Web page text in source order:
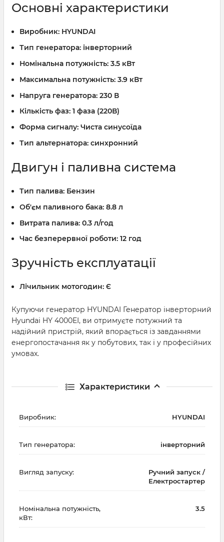
Основні характеристики
Виробник: HYUNDAI
Тип генератора: інверторний
Номінальна потужність: 3.5 кВт
Максимальна потужність: 3.9 кВт
Напруга генератора: 230 В
Кількість фаз: 1 фаза (220В)
Форма сигналу: Чиста синусоїда
Тип альтернатора: синхронний
Двигун і паливна система
Тип палива: Бензин
Об'єм паливного бака: 8.8 л
Витрата палива: 0.3 л/год
Час безперервної роботи: 12 год
Зручність експлуатації
Лічильник мотогодин: Є
Купуючи генератор HYUNDAI Генератор інверторний
Hyundai HY 4000EI, ви отримуєте потужний та
надійний пристрій, який впорається із завданнями
енергопостачання як у побутових, так і у професійних
умовах.
Характеристики
Виробник: HYUNDAI
Тип генератора: інверторний
Вигляд запуску:
Ручний запуск /
Електростартер
Номінальна потужність,
кВт:
3.5